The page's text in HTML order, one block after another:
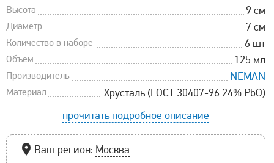
Высота 9 см
Диаметр 7 см
Количество в наборе 6 шт
Объем 125 мл
Производитель NEMAN
Материал
Хрусталь (ГОСТ 30407-96 24% PbO)
прочитать подробное описание
Ваш регион: Москва